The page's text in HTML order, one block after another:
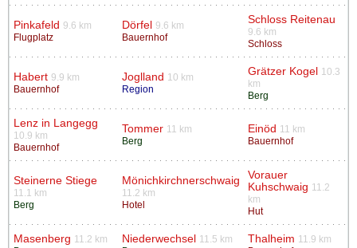
Pinkafeld 9.6 km
Flugplatz
Dörfel
9.6 km
Bauernhof
Schloss Reitenau
9.6 km
Schloss
Habert 9.9 km
Bauernhof
Joglland 10 km
Region
Grätzer Kogel
10.3
km
Berg
Lenz in Langegg
10.9 km
Bauernhof
Tommer 11 km
Berg
Einöd 11 km
Bauernhof
Steinerne Stiege
11.1 km
Berg
Mönichkirchnerschwaig
11.2 km
Hotel
Vorauer
Kuhschwaig 11.2
km
Hut
Masenberg 11.2 km
Niederwechsel
11.5 km
Thalheim 11.9 km